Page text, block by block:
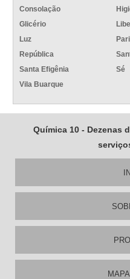
Consolação
Glicério
Luz
Pari
República
Santa Efigênia
Sé
Vila Buarque
Química 10 - Dezenas